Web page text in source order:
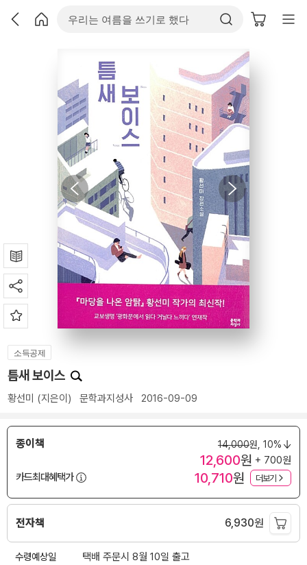
소득공제
틈새 보이스
황선미 (지은이) 문학과지성사 2016-09-09
종이책 14,000원, 10%
12,600원 + 700원
카드최대혜택가
10,710원 더보기
전자책 6,930원
수령예상일
택배 주문시 8월 10일 출고